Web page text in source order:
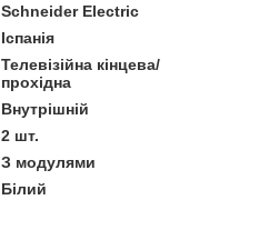
Schneider Electric
Іспанія
Телевізійна кінцева/
прохідна
Внутрішній
2 шт.
З модулями
Білий